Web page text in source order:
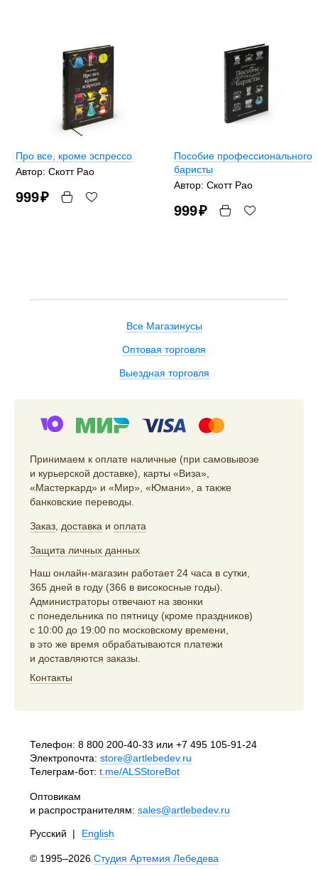
Про все, кроме эспрессо
Автор: Скотт Рао
999₽
Пособие профессионального
баристы
Автор: Скотт Рао
999₽
Все Магазинусы
Оптовая торговля
Выездная торговля
Принимаем к оплате наличные (при самовывозе
и курьерской доставке), карты «Виза»,
«Мастеркард» и «Мир», «Юмани», а также
банковские переводы.
Заказ доставка и оплата
Защита личных данных
Наш онлайн-магазин работает 24 часа в сутки,
365 дней в году (366 в високосные годы).
Администраторы отвечают на звонки
с понедельника по пятницу (кроме праздников)
с 10:00 до 19:00 по московскому времени,
в это же время обрабатываются платежи
и доставляются заказы.
Контакты
Телефон: 8 800 200-40-33 или +7 495 105-91-24
Электропочта: store@artlebedev.ru
Телеграм-бот: t.me/ALSStoreBot
Оптовикам
и распространителям: sales@artlebedev.ru
Русский | English
© 1995–2026 Студия Артемия Лебедева